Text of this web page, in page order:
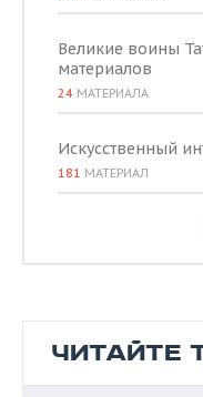
Великие воины
материалов
24 МАТЕРИАЛА
Искусственный
181 МАТЕРИАЛ
ЧИТАЙТЕ